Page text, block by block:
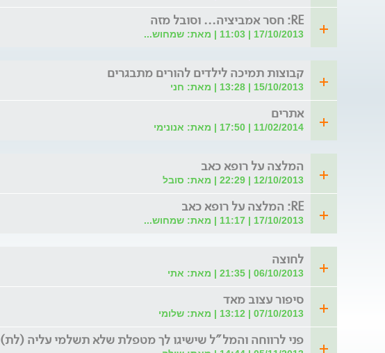
RE: חסר אמביציה... וסובל מזה
17/10/2013 | 11:03 | מאת: שמחוש...
קבוצות תמיכה לילדים להורים מתבגרים
15/10/2013 | 13:28 | מאת: חני
אתרים
11/02/2014 | 17:50 | מאת: אנונימי
המלצה על רופא כאב
12/10/2013 | 22:29 | מאת: סובל
RE: המלצה על רופא כאב
17/10/2013 | 11:17 | מאת: שמחוש...
לחוצה
06/10/2013 | 21:35 | מאת: אתי
סיפור עצוב מאד
07/10/2013 | 13:12 | מאת: שלומי
פני לרווחה והמל"ל שישיגו לך מטפלת שלא תשלמי עליה (לת)